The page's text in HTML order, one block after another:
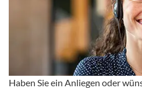
Haben Sie ein Anliegen oder